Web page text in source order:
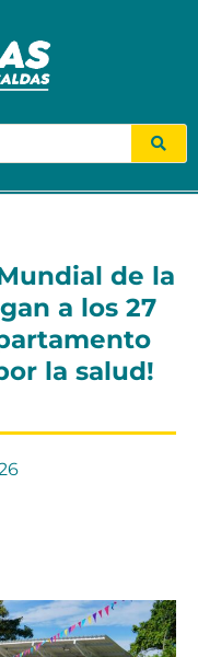
de la
a los 27
la salud!